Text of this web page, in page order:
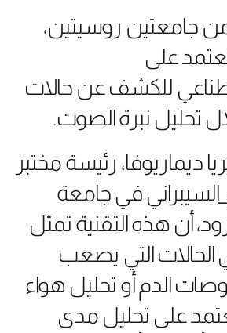
جامعتين روسيتين،
على
للكشف عن حالات
تحليل نبرة الصوت.
ديماريوفا، رئيسة مختبر
في جامعة
أن هذه التقنية تمثل
الحالات التي يصعب
الدم أو تحليل هواء
على تحليل مدى